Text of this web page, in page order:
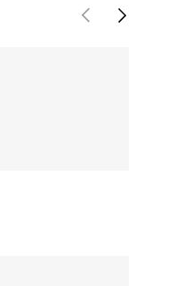
VORHERIGE
NÄCHSTE